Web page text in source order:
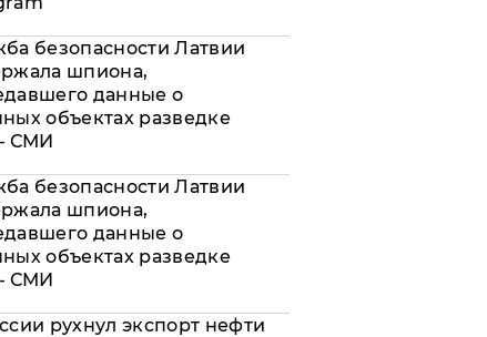
безопасности Латвии
шпиона,
данные о
объектах разведке
СМИ
безопасности Латвии
шпиона,
данные о
объектах разведке
СМИ
рухнул экспорт нефти